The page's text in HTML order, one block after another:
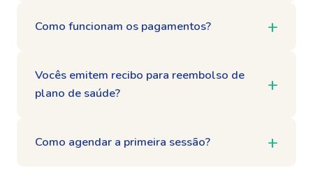
Como funcionam os pagamentos?
Vocês emitem recibo para reembolso de
plano de saúde?
Como agendar a primeira sessão?